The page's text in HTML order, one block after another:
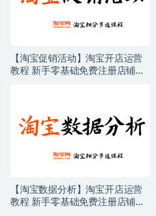
【淘宝促销活动】淘宝开店运营
教程 新手零基础免费注册店铺开
【淘宝数据分析】淘宝开店运营
教程 新手零基础免费注册店铺开